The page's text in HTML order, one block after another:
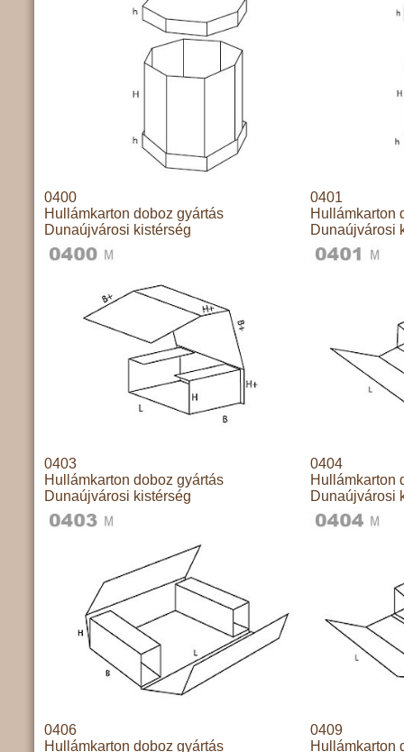
0400
Hullámkarton doboz gyártás
Dunaújvárosi kistérség
0401
Hullámkarton
Dunaújvárosi
0403
Hullámkarton doboz gyártás
Dunaújvárosi kistérség
0404
Hullámkarton
Dunaújvárosi
0406
Hullámkarton doboz gyártás
0409
Hullámkarton